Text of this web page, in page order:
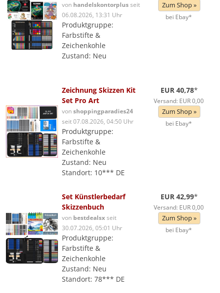
von handelskontorplusseit
06.08.2026, 13:31 Uhr
Produktgruppe:
Farbstifte &
Zeichenkohle
Zustand: Neu
Zum Shop »
bei Ebay*
Zeichnung Skizzen Kit
Set Pro Art
vonshoppingparadies24
seit 07.08.2026, 04:50 Uhr
Produktgruppe:
Farbstifte &
Zeichenkohle
Zustand: Neu
Standort: 10*** DE
EUR 40,78*
Versand: EUR 0,00
Zum Shop »
bei Ebay*
Set Künstlerbedarf
Skizzenbuch
von bestdealsxseit
30.07.2026, 05:01 Uhr
Produktgruppe:
Farbstifte &
Zeichenkohle
Zustand: Neu
Standort: 78*** DE
EUR 42,99*
Versand: EUR 0,00
Zum Shop »
bei Ebay*